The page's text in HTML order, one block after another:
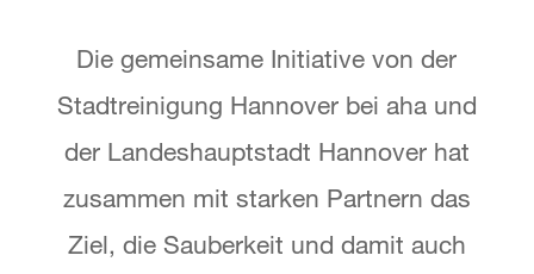
Die gemeinsame Initiative von der
Stadtreinigung Hannover bei aha und
der Landeshauptstadt Hannover hat
zusammen mit starken Partnern das
Ziel, die Sauberkeit und damit auch